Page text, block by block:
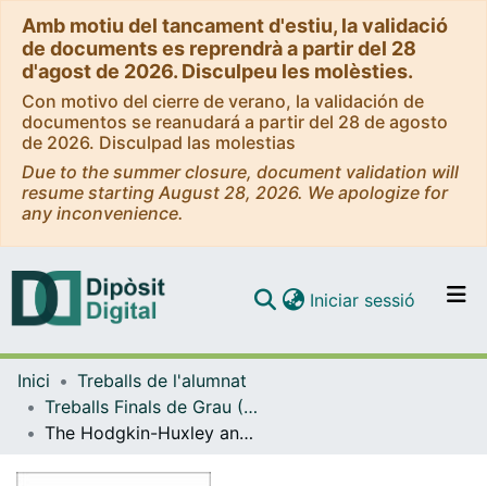
Amb motiu del tancament d'estiu, la validació
de documents es reprendrà a partir del 28
d'agost de 2026. Disculpeu les molèsties.
Con motivo del cierre de verano, la validación de
documentos se reanudará a partir del 28 de agosto
de 2026. Disculpad las molestias
Due to the summer closure, document validation will
resume starting August 28, 2026. We apologize for
any inconvenience.
Navega per tot el DD
Iniciar sessió (current)
Inici
Treballs de l'alumnat
Treballs Finals de Grau (TFG) - Matemàtiques
The Hodgkin-Huxley and simpler models. Bursting behaviour